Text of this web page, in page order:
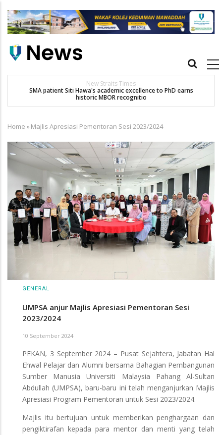
main
Main
New Straits Times
SMA patient Siti Hawa's academic excellence to PhD earns
historic MBOR recognitio
Breadcrumb
Home »Majlis Apresiasi Pementoran Sesi 2023/2024
GENERAL
UMPSA anjur Majlis Apresiasi Pementoran Sesi
2023/2024
10 September 2024
PEKAN, 3 September 2024 – Pusat Sejahtera, Jabatan Hal
Ehwal Pelajar dan Alumni bersama Bahagian Pembangunan
Sumber Manusia Universiti Malaysia Pahang Al-Sultan
Abdullah (UMPSA), baru-baru ini telah menganjurkan Majlis
Apresiasi Program Pementoran untuk Sesi 2023/2024.
Majlis itu bertujuan untuk memberikan penghargaan dan
pengiktirafan kepada para mentor dan menti yang telah